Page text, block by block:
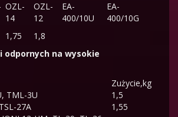
OZL-
14
OZL-
12
EA-
400/10U
EA-
400/10G
1,75
1,8
odpornych na wysokie
Zużycie,kg
TML-3U
1,5
27A
1,55